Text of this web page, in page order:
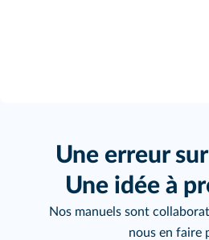
Une erreur
Une idée à
Nos manuels sont
nous en faire